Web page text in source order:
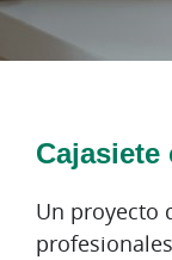
Un proyecto